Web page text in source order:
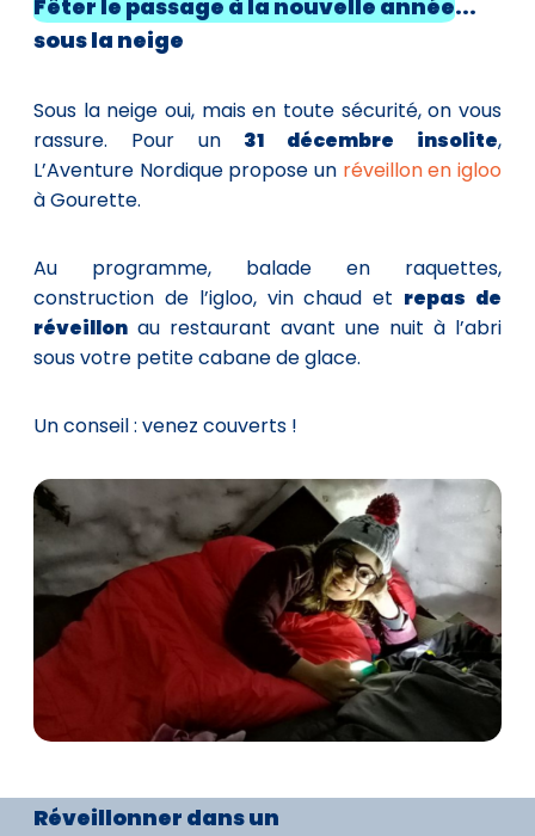
Fêter le passage à la nouvelle année...
sous la neige
Sous la neige oui, mais en toute sécurité, on vous
rassure. Pour un 31 décembre insolite,
L’Aventure Nordique propose un réveillon en igloo
à Gourette.
Au programme, balade en raquettes,
construction de l’igloo, vin chaud et repas de
réveillon au restaurant avant une nuit à l’abri
sous votre petite cabane de glace.
Un conseil : venez couverts !
Réveillonner dans un